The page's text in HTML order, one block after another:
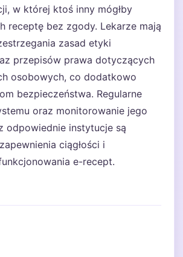
w której ktoś inny mógłby
receptę bez zgody. Lekarze mają
zasad etyki
przepisów prawa dotyczących
osobowych, co dodatkowo
bezpieczeństwa. Regularne
oraz monitorowanie jego
odpowiednie instytucje są
ciągłości i
e-recept.